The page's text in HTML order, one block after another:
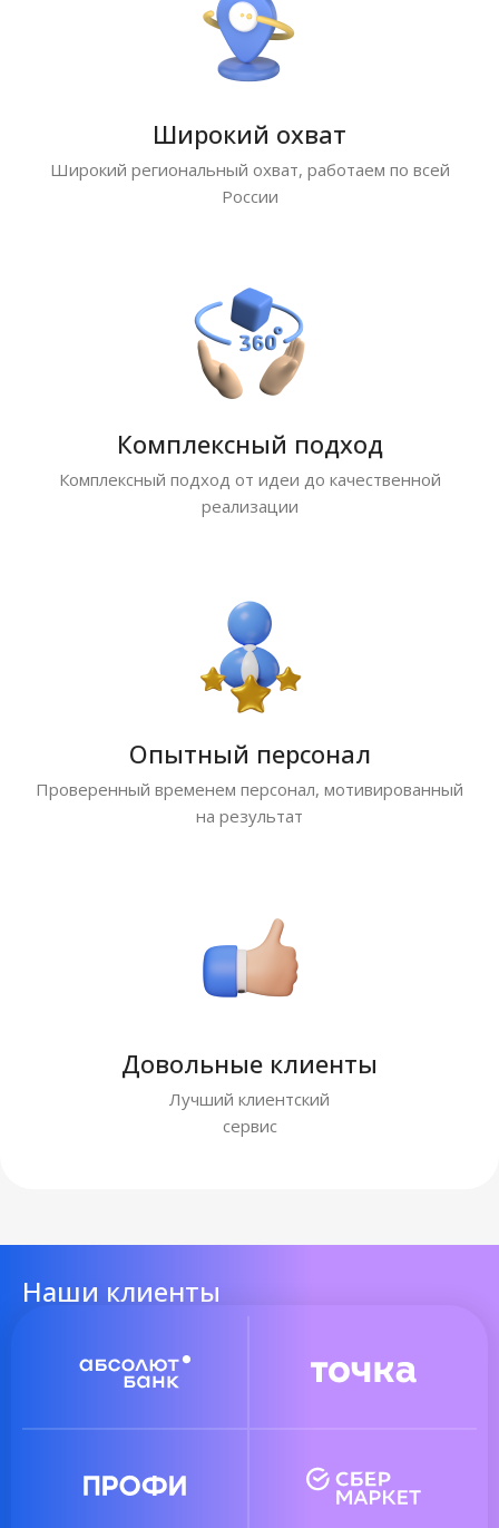
Широкий охват
Широкий региональный охват, работаем по всей
России
Комплексный подход
Комплексный подход от идеи до качественной
реализации
Опытный персонал
Проверенный временем персонал, мотивированный
на результат
Довольные клиенты
Лучший клиентский
сервис
Наши клиенты